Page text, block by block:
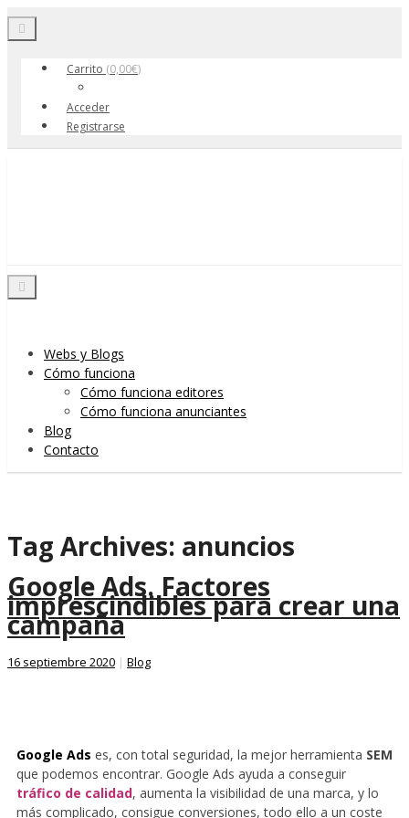
Toggle navigation
Carrito (0,00€)
Acceder
Registrarse
Menu
Skip to content
Toggle navigation
Webs y Blogs
Cómo funciona
Cómo funciona editores
Cómo funciona anunciantes
Blog
Contacto
Tag Archives: anuncios
Google Ads. Factores
imprescindibles para crear una
campaña
16 septiembre 2020 | Blog
Google Ads es, con total seguridad, la mejor herramienta SEM
que podemos encontrar. Google Ads ayuda a conseguir
tráfico de calidad, aumenta la visibilidad de una marca, y lo
más complicado, consigue conversiones, todo ello a un coste